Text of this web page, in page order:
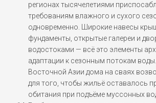
регионах тысячелетиями
требованиям влажного и сухого
одновременно. Широкие навесы
фундаменты, открытые галереи и
водостоками — всё это элементы
адаптации к сезонным потокам
Восточной Азии дома на сваях
для того, чтобы жильё оставалось
обитания при подъёме муссонных